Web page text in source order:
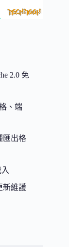
2.0 免
、端
匯出格
新維護